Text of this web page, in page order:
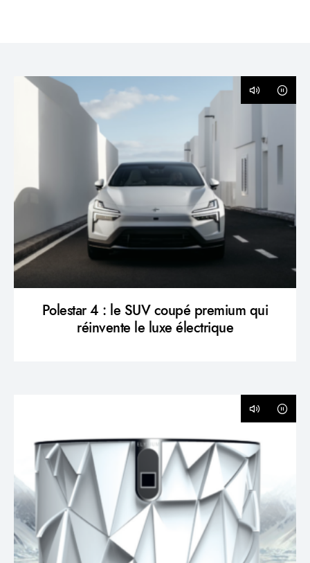
Polestar 4 : le SUV coupé premium qui
réinvente le luxe électrique